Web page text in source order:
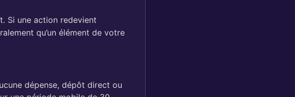
Si une action redevient
qu’un élément de votre
dépense, dépôt direct ou